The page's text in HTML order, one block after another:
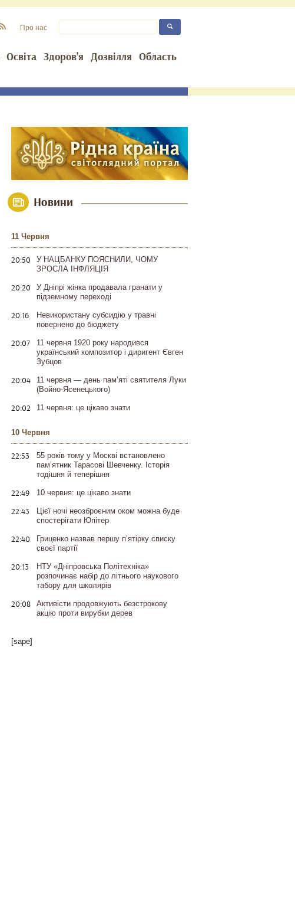
Освіта Здоров’я Дозвілля Область
Про нас
Новини
11 Червня
20:50
У НАЦБАНКУ ПОЯСНИЛИ, ЧОМУ
ЗРОСЛА ІНФЛЯЦІЯ
20:20
У Дніпрі жінка продавала гранати у
підземному переході
20:16
Невикористану субсидію у травні
повернено до бюджету
20:07
11 червня 1920 року народився
український композитор і диригент Євген
Зубцов
20:04
11 червня — день пам’яті святителя Луки
(Войно-Ясенецького)
20:02 11 червня: це цікаво знати
10 Червня
22:53
55 років тому у Москві встановлено
пам’ятник Тарасові Шевченку. Історія
тодішня й теперішня
22:49 10 червня: це цікаво знати
22:43
Цієї ночі неозброєним оком можна буде
спостерігати Юпітер
22:40
Гриценко назвав першу п’ятірку списку
своєї партії
20:13
НТУ «Дніпровська Політехніка»
розпочинає набір до літнього наукового
табору для школярів
20:08
Активісти продовжують безстрокову
акцію проти вирубки дерев
[sape]